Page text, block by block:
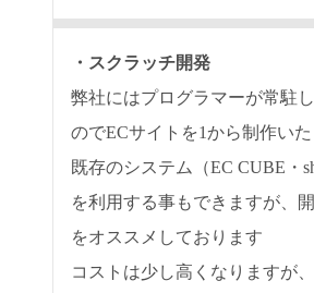
スクラッチ開発
弊社にはプログラマーが常駐
のでECサイトを1から制作いた
既存のシステム（EC CUBE・
を利用する事もできますが、
をオススメしております
コストは少し高くなりますが